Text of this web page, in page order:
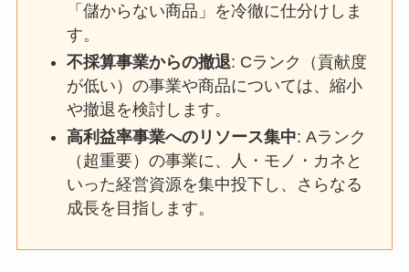
「儲からない商品」を冷徹に仕分けしま
す。
不採算事業からの撤退: Cランク（貢献度
が低い）の事業や商品については、縮小
や撤退を検討します。
高利益率事業へのリソース集中: Aランク
（超重要）の事業に、人・モノ・カネと
いった経営資源を集中投下し、さらなる
成長を目指します。